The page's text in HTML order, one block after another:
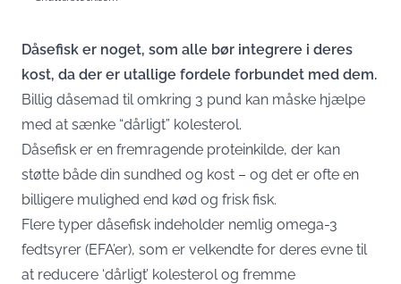
Dåsefisk er noget, som alle bør integrere i deres
kost, da der er utallige fordele forbundet med dem.
Billig dåsemad til omkring 3 pund kan måske hjælpe
med at sænke “dårligt” kolesterol.
Dåsefisk er en fremragende proteinkilde, der kan
støtte både din sundhed og kost – og det er ofte en
billigere mulighed end kød og frisk fisk.
Flere typer dåsefisk indeholder nemlig omega-3
fedtsyrer (EFA’er), som er velkendte for deres evne til
at reducere ‘dårligt’ kolesterol og fremme